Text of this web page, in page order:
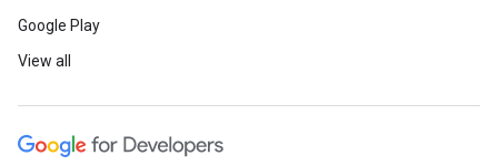
Google Play
View all